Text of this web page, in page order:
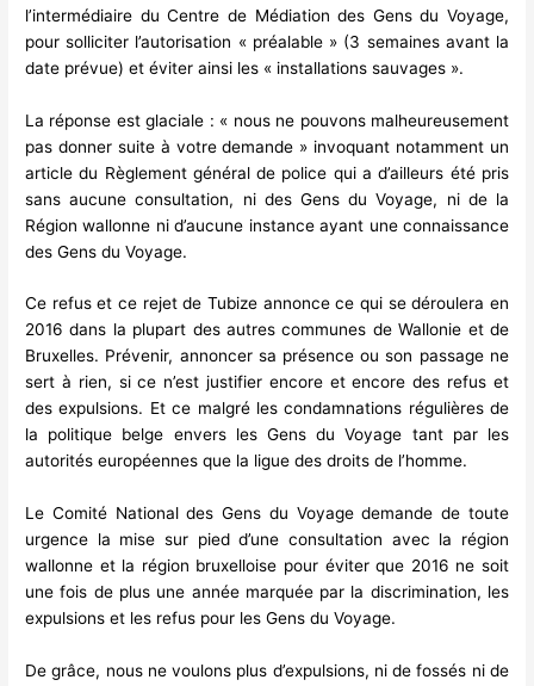
l’intermédiaire du Centre de Médiation des Gens du Voyage,
pour solliciter l’autorisation « préalable » (3 semaines avant la
date prévue) et éviter ainsi les « installations sauvages ».
La réponse est glaciale : « nous ne pouvons malheureusement
pas donner suite à votre demande » invoquant notamment un
article du Règlement général de police qui a d’ailleurs été pris
sans aucune consultation, ni des Gens du Voyage, ni de la
Région wallonne ni d’aucune instance ayant une connaissance
des Gens du Voyage.
Ce refus et ce rejet de Tubize annonce ce qui se déroulera en
2016 dans la plupart des autres communes de Wallonie et de
Bruxelles. Prévenir, annoncer sa présence ou son passage ne
sert à rien, si ce n’est justifier encore et encore des refus et
des expulsions. Et ce malgré les condamnations régulières de
la politique belge envers les Gens du Voyage tant par les
autorités européennes que la ligue des droits de l’homme.
Le Comité National des Gens du Voyage demande de toute
urgence la mise sur pied d’une consultation avec la région
wallonne et la région bruxelloise pour éviter que 2016 ne soit
une fois de plus une année marquée par la discrimination, les
expulsions et les refus pour les Gens du Voyage.
De grâce, nous ne voulons plus d’expulsions, ni de fossés ni de